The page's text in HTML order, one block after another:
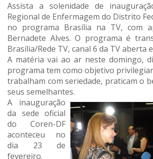
Assista a solenidade de
Regional de Enfermagem do Distrito
no programa Brasília na TV, com
Bernadete Alves. O programa é
Brasília/Rede TV, canal 6 da TV aberta
A matéria vai ao ar neste domingo,
programa tem como objetivo
trabalham com seriedade, praticam o
seus semelhantes.
A inauguração
da sede oficial
do Coren-DF
aconteceu no
dia 23 de
fevereiro.